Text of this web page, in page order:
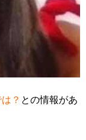
？ との情報があ